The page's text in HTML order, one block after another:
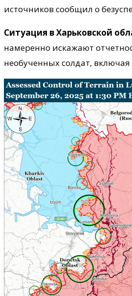
источников сообщил о
Ситуация в Харьковской
намеренно искажают
необученных солдат,